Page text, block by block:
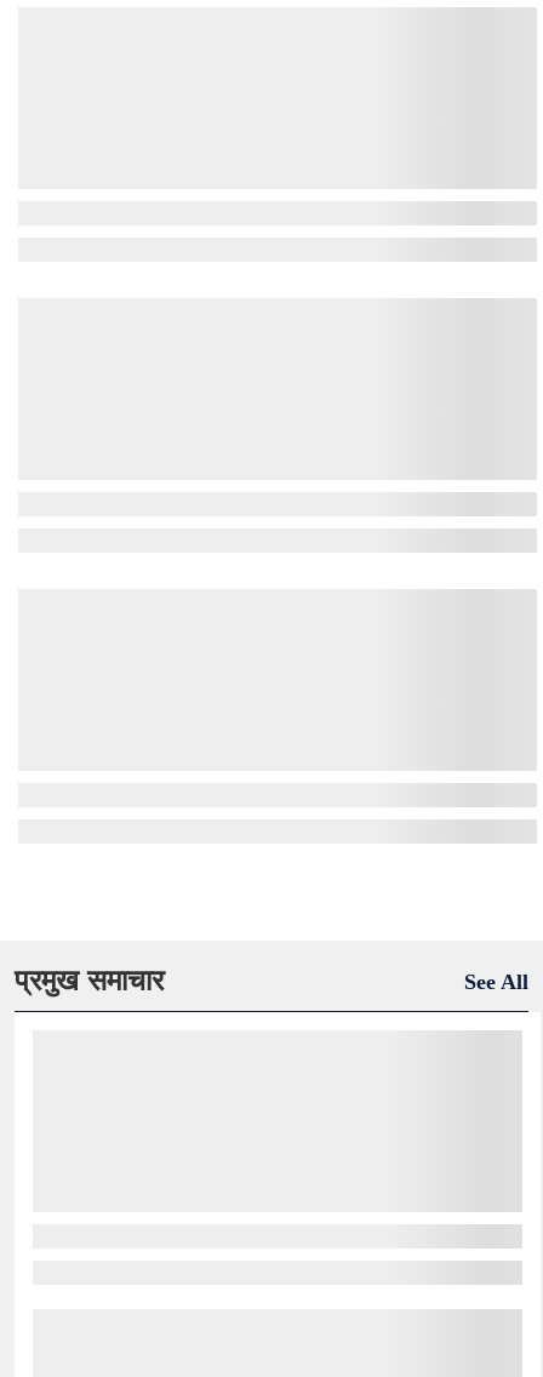
प्रमुख समाचार See All